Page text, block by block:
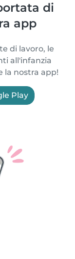
di
app
di lavoro, le
all'infanzia
la nostra app!
Play